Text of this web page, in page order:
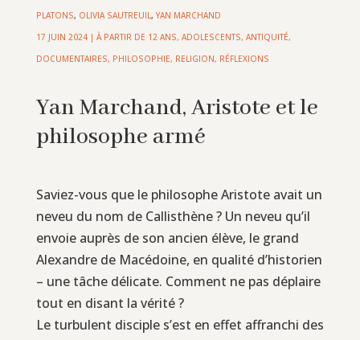
PLATONS, OLIVIA SAUTREUIL ,YAN MARCHAND
17 JUIN 2024| À PARTIR DE 12 ANS, ADOLESCENTS, ANTIQUITÉ,
DOCUMENTAIRES, PHILOSOPHIE, RELIGION, RÉFLEXIONS
Yan Marchand, Aristote et le
philosophe armé
Saviez-vous que le philosophe Aristote avait un
neveu du nom de Callisthène ? Un neveu qu’il
envoie auprès de son ancien élève, le grand
Alexandre de Macédoine, en qualité d’historien
– une tâche délicate. Comment ne pas déplaire
tout en disant la vérité ?
Le turbulent disciple s’est en effet affranchi des